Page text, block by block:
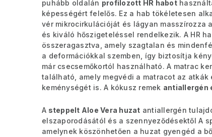
puhább oldalán profilozott HR habot
képességért felelős. Ez a hab tökéletesen
vér mikrocirkulációját és lágyan masszírozza
és kiváló hőszigeteléssel rendelkezik. A HR
összeragasztva, amely szagtalan és
a deformációkkal szemben, így biztosítja
már csecsemőkortól használható. A matrac
található, amely megvédi a matracot az
keménységét is. A kókusz remek antiallergén
A steppelt Aloe Vera huzat antiallergén
elszaporodásától és a szennyeződésektől A
amelynek köszönhetően a huzat gyengéd a